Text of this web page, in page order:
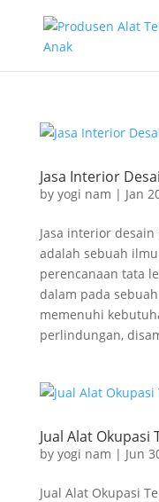
Jasa Interior
by yogi nam | Jan
Jasa interior
adalah sebuah
perencanaan tata
dalam pada
memenuhi
perlindungan,
Jual Alat Okupasi
by yogi nam | Jun
Jual Alat Okupasi